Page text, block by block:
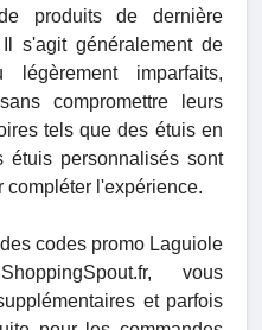
produits de dernière
s'agit généralement de
légèrement imparfaits,
compromettre leurs
tels que des étuis en
personnalisés sont
l'expérience.
codes promo Laguiole
vous
et parfois